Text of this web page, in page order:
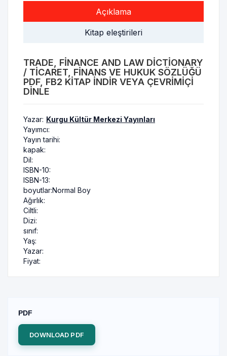
Açıklama
Kitap eleştirileri
TRADE, FINANCE AND LAW DICTIONARY
/ TICARET, FINANS VE HUKUK SÖZLÜĞÜ
PDF, FB2 KITAP INDIR VEYA ÇEVRIMIÇI
DINLE
Yazar: Kurgu Kültür Merkezi Yayınları
Yayımcı:
Yayın tarihi:
kapak:
Dil:
ISBN-10:
ISBN-13:
boyutlar:Normal Boy
Ağırlık:
Ciltli:
Dizi:
sınıf:
Yaş:
Yazar:
Fiyat:
PDF
DOWNLOAD PDF